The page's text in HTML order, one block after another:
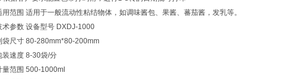
用范围 适用于一般流动性粘结物体，如调味酱包、果酱、蕃茄酱，发乳等。
术参数 设备型号 DXDJ-1000
袋尺寸 80-280mm*80-200mm
装速度 8-30袋/分
量范围 500-1000ml